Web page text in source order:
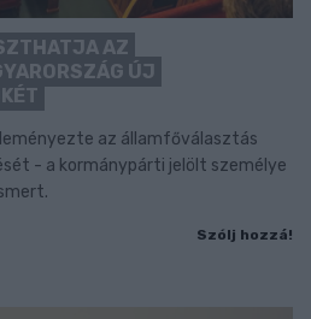
AZ
ÚJ
az államfőválasztás
- a kormánypárti jelölt személye
Szólj hozzá!